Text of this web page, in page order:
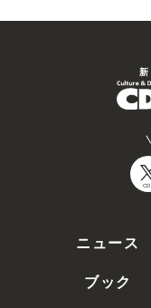
ニュース
ブック